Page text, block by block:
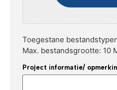
Toegestane
Max. bestandsgrootte: 10
Project informatie/